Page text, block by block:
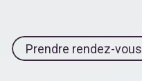
Prendre rendez-vous